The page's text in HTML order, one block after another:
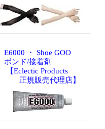
E6000 ・ Shoe GOO
ボンド/接着剤
【Eclectic Products
正規販売代理店】